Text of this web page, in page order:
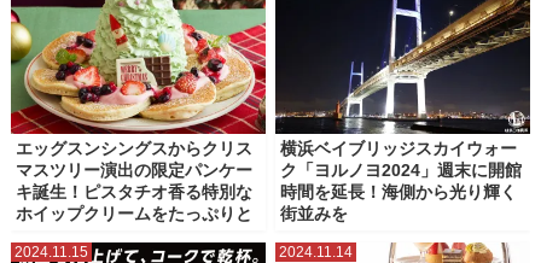
エッグスンシングスからクリス
マスツリー演出の限定パンケー
キ誕生！ピスタチオ香る特別な
ホイップクリームをたっぷりと
横浜ベイブリッジスカイウォー
ク「ヨルノヨ2024」週末に開館
時間を延長！海側から光り輝く
街並みを
2024.11.15 2024.11.14